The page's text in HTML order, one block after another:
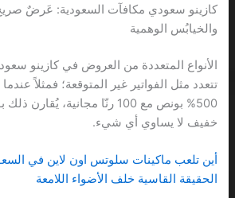
كازينو سعودي مكافآت السعودية: عَرضٌ
والخيابُس الوهمية
الأنواع المتعددة من العروض في كازينو
خفيف لا يساوي أي شيء.
أين تلعب ماكينات سلوتس اون لاين في
الحقيقة القاسية خلف الأضواء اللامعة